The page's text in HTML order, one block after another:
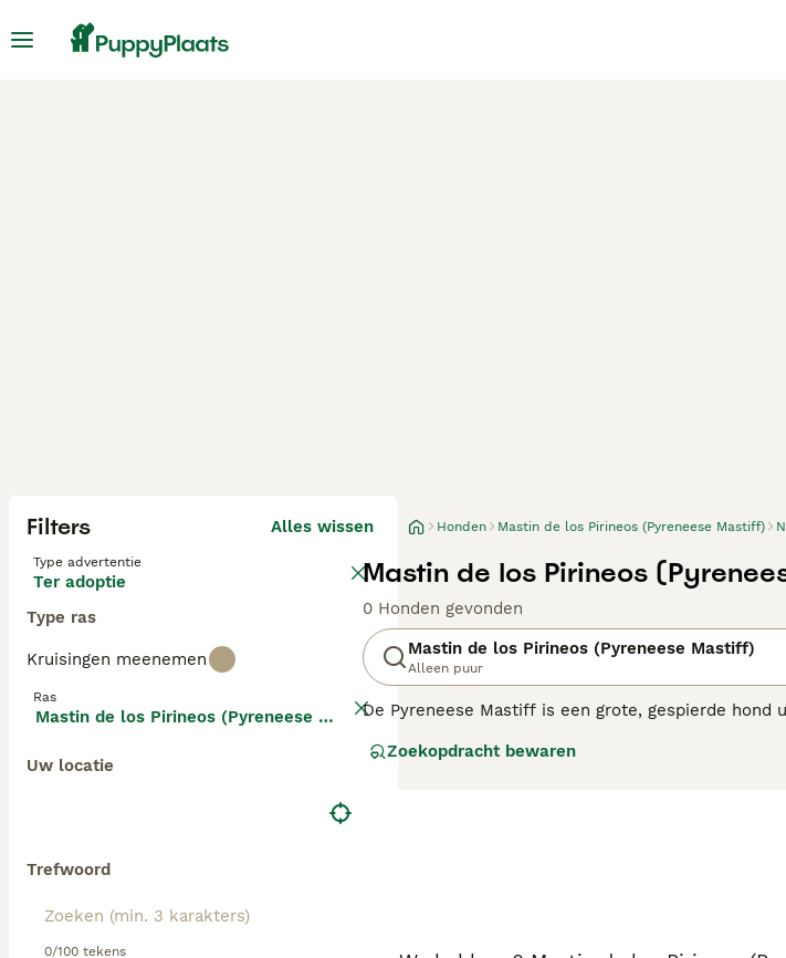
Filters Alles wissen
Type advertentie
Ter adoptie
Type ras
Kruisingen meenemen
Ras
Mastin de los Pirineos (Pyreneese Mastiff)
Uw locatie
Trefwoord
0/100 tekens
Honden Mastin de los Pirineos (Pyreneese Mastiff)
Mastin de los Pirineos
0 Honden gevonden
Mastin de los Pirineos (Pyreneese Mastiff)
Alleen puur
De Pyreneese Mastiff is een grote, gespierde hond
kudde doen ze echter niet. Dit type hond komt in
voor
Zoekopdracht bewaren